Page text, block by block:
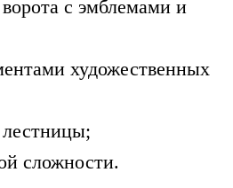
с эмблемами и
художественных
сложности.